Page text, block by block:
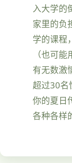
入大学的
家里的负
学的课程
（也可
有无数激
超过30名
你的夏日
各种各样